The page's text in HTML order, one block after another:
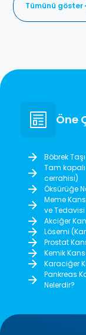
Tümünü göster
Öne
Böbrek
Tam
cerrahisi)
Öksürüğe
Meme
ve Tedavisi
Akciğer
Lösemi
Prostat
Kemik
Karaciğer
Pankreas
Nelerdir?